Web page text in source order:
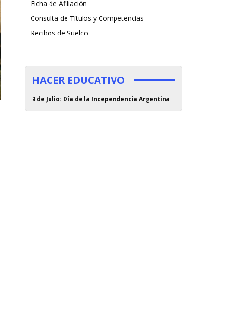
Ficha de Afiliación
Consulta de Títulos y Competencias
Recibos de Sueldo
HACER EDUCATIVO
9 de Julio: Día de la Independencia Argentina